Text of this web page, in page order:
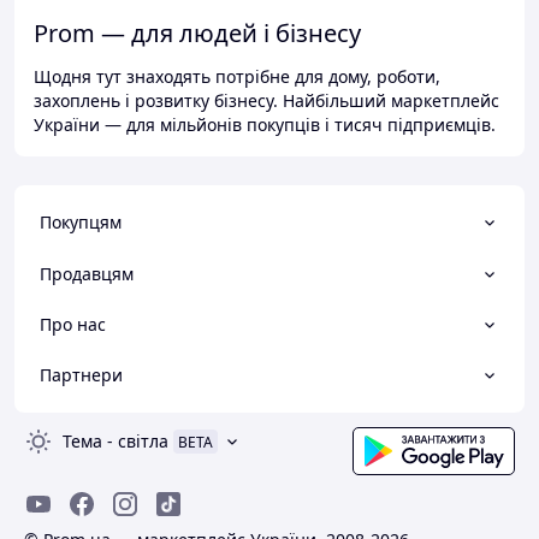
Prom — для людей і бізнесу
Щодня тут знаходять потрібне для дому, роботи,
захоплень і розвитку бізнесу. Найбільший маркетплейс
України — для мільйонів покупців і тисяч підприємців.
Покупцям
Продавцям
Про нас
Партнери
Тема - світла BETA